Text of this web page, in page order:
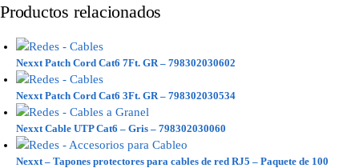
Productos relacionados
Nexxt Patch Cord Cat6 7Ft. GR – 798302030602
Nexxt Patch Cord Cat6 3Ft. GR – 798302030534
Nexxt Cable UTP Cat6 – Gris – 798302030060
Nexxt – Tapones protectores para cables de red RJ5 – Paquete de 100